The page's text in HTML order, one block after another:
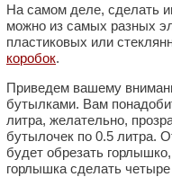
На самом деле, сделать
можно из самых разных
пластиковых или
коробок.
Приведем вашему
бутылками. Вам
литра, желательно,
бутылочек по 0.5 литра.
будет обрезать
горлышка сделать